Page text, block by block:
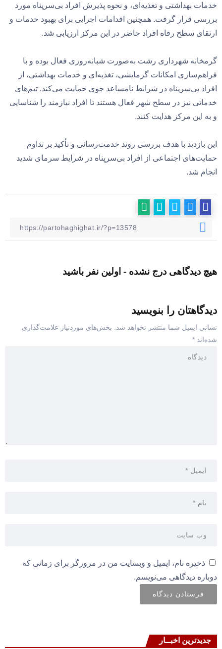
خدمات بهداشتی و تغذیه‌ای، و نحوه پذیرش افراد بی‌سرپناه مورد
بررسی قرار گرفت. همچنین اقدامات اجرایی برای بهبود خدمات و
ارتقای سطح رفاه افراد حاضر در این مرکز ارزیابی شد.
گرمخانه شهرداری رشت به‌صورت شبانه‌روزی فعال بوده و با
فراهم‌سازی امکانات گرمایشی، تغذیه‌ای و خدمات بهداشتی، از
افراد بی‌سرپناه در شرایط نامساعد جوی حمایت می‌کند. تیم‌های
خدماتی نیز در سطح شهر فعال هستند تا افراد نیازمند را شناسایی
و به این مرکز هدایت کنند.
این بازدید با هدف بررسی روند خدمت‌رسانی و تأکید بر تداوم
حمایت‌های اجتماعی از افراد بی‌سرپناه در شرایط سرمای شدید
انجام شد.
هیچ دیدگاهی درج نشده - اولین نفر باشید
دیدگاهتان را بنویسید
نشانی ایمیل شما منتشر نخواهد شد.
بخش‌های موردنیاز علامت‌گذاری
شده‌اند *
ذخیره نام، ایمیل و وبسایت من در مرورگر برای زمانی که
دوباره دیدگاهی می‌نویسم.
جدیدترین اخبــار